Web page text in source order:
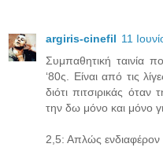
argiris-cinefil 11
Συμπαθητική ταινία
‘80ς. Είναι από τις
διότι πιτσιρικάς
την δω μόνο και μόνο
2,5: Απλώς ενδιαφέρον